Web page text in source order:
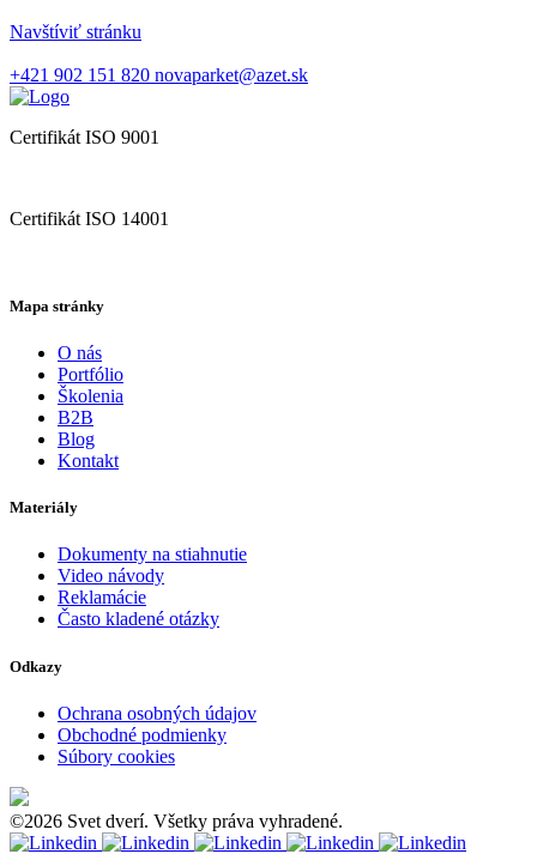
Navštíviť stránku
+421 902 151 820 novaparket@azet.sk
Certifikát ISO 9001
Certifikát ISO 14001
Mapa stránky
O nás
Portfólio
Školenia
B2B
Blog
Kontakt
Materiály
Dokumenty na stiahnutie
Video návody
Reklamácie
Často kladené otázky
Odkazy
Ochrana osobných údajov
Obchodné podmienky
Súbory cookies
©2026 Svet dverí. Všetky práva vyhradené.